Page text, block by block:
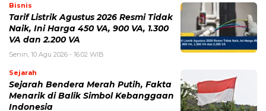
Bisnis
Tarif Listrik Agustus 2026 Resmi Tidak
Naik, Ini Harga 450 VA, 900 VA, 1.300
VA dan 2.200 VA
Senin, 10 Agu 2026 - 16:02 WIB
Sejarah
Sejarah Bendera Merah Putih, Fakta
Menarik di Balik Simbol Kebanggaan
Indonesia